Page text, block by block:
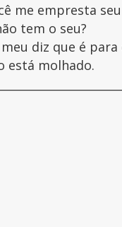
me empresta
tem o seu?
diz que é para
está molhado.